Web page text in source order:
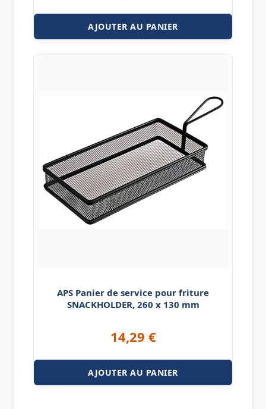
AJOUTER AU PANIER
APS Panier de service pour friture
SNACKHOLDER, 260 x 130 mm
14,29 €
AJOUTER AU PANIER